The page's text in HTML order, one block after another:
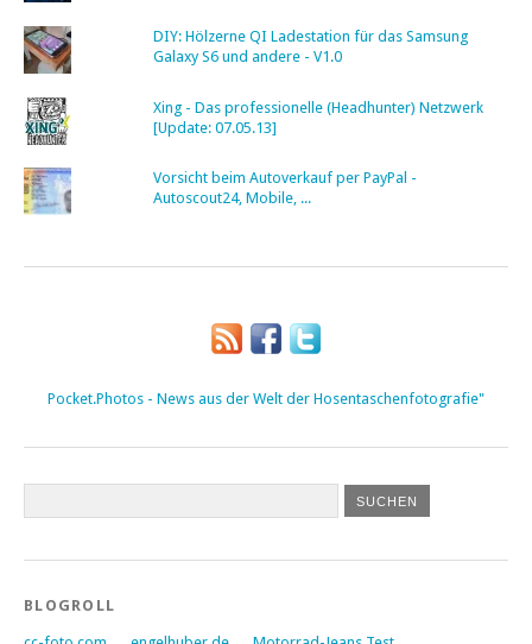
DIY: Hölzerne QI Ladestation für das Samsung
Galaxy S6 und andere - V1.0
Xing - Das professionelle (Headhunter) Netzwerk
[Update: 07.05.13]
Vorsicht beim Autoverkauf per PayPal -
Autoscout24, Mobile, ...
Pocket.Photos - News aus der Welt der Hosentaschenfotografie"
BLOGROLL